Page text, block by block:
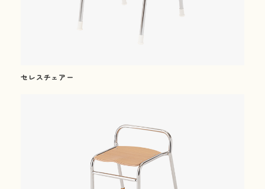
最新版
カタログダウンロード
(幼保用・学童保育用)
セレスチェアー